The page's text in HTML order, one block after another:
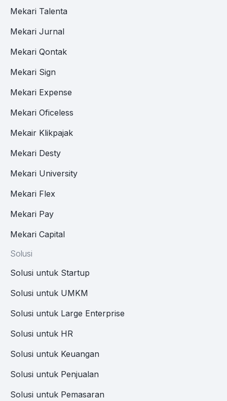
Mekari Talenta
Mekari Jurnal
Mekari Qontak
Mekari Sign
Mekari Expense
Mekari Oficeless
Mekair Klikpajak
Mekari Desty
Mekari University
Mekari Flex
Mekari Pay
Mekari Capital
Solusi
Solusi untuk Startup
Solusi untuk UMKM
Solusi untuk Large Enterprise
Solusi untuk HR
Solusi untuk Keuangan
Solusi untuk Penjualan
Solusi untuk Pemasaran